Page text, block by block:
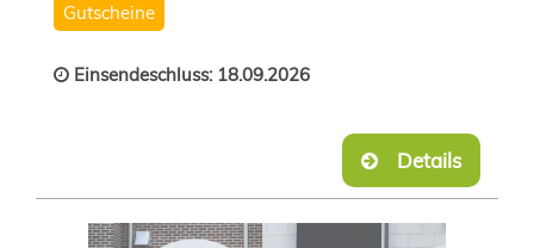
Gutscheine
Einsendeschluss: 18.09.2026
Details